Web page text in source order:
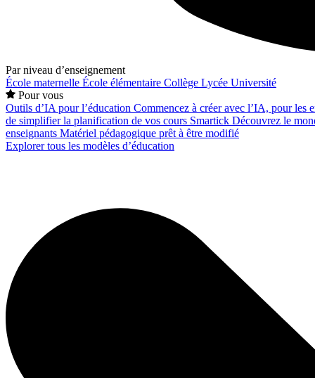
Par niveau d’enseignement
École maternelle École élémentaire Collège Lycée Université
Pour vous
Outils d’IA pour l’éducation Commencez à créer avec l’IA, pour les
de simplifier la planification de vos cours Smartick Découvrez le
enseignants Matériel pédagogique prêt à être modifié
Explorer tous les modèles d’éducation